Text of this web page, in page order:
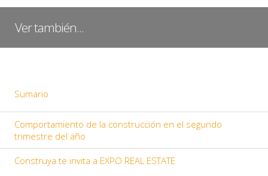
Ver también...
Sumario
Comportamiento de la construcción en el segundo
trimestre del año
Construya te invita a EXPO REAL ESTATE